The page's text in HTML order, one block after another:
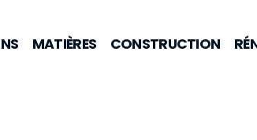
MATIÈRES CONSTRUCTION